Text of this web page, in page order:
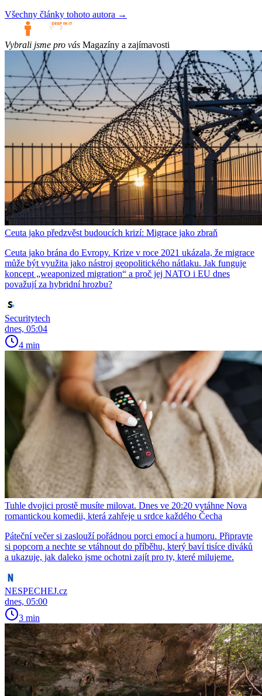
Všechny články tohoto autora →
Vybrali jsme pro vás Magazíny a zajímavosti
Ceuta jako předzvěst budoucích krizí: Migrace jako zbraň
Ceuta jako brána do Evropy. Krize v roce 2021 ukázala, že migrace
může být využita jako nástroj geopolitického nátlaku. Jak funguje
koncept „weaponized migration“ a proč jej NATO i EU dnes
považují za hybridní hrozbu?
Securitytech
dnes, 05:04
4 min
Tuhle dvojici prostě musíte milovat. Dnes ve 20:20 vytáhne Nova
romantickou komedii, která zahřeje u srdce každého Čecha
Páteční večer si zaslouží pořádnou porci emocí a humoru. Připravte
si popcorn a nechte se vtáhnout do příběhu, který baví tisíce diváků
a ukazuje, jak daleko jsme ochotni zajít pro ty, které milujeme.
NESPECHEJ.cz
dnes, 05:00
3 min